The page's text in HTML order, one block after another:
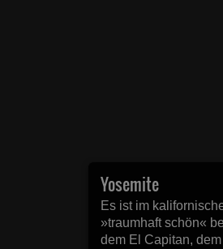
Yosemite
Es ist im
»traumhaft schön«
dem El Capitan,